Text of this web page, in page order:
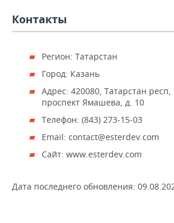
ОПК
УСЛУГИ
МЕДИА
ТЕЛЕКОММУНИКАЦИИ
ВЫЕЗДНАЯ РЕДАКЦИЯ
БИЗНЕС-БРАНЧИ
ONLINE-КОНФЕРЕНЦИИ
ОТКРЫТАЯ ЛЕКЦИЯ
НОВОСТИ СПОРТА
ФУТБОЛ
ХОККЕЙ
БАСКЕТБОЛ
ВОЛЕЙБОЛ
ОБЩЕСТВО
НОВОСТИ ОБЩЕСТВА
ВЛАСТЬ
ИНФРАСТРУКТУРА
ИСТОРИЯ
ФОТОГАЛЕРЕЯ
СЮЖЕТЫ
СПРАВОЧНИК
СПИСОК ПЕРСОН
ПОЛНАЯ ВЕРСИЯ
Контакты
Регион: Татарстан
Город: Казань
Адрес: 420080, Татарстан респ,
проспект Ямашева, д. 10
Телефон: (843) 273-15-03
Email: contact@esterdev.com
Сайт: www.esterdev.com
Дата последнего обновления: